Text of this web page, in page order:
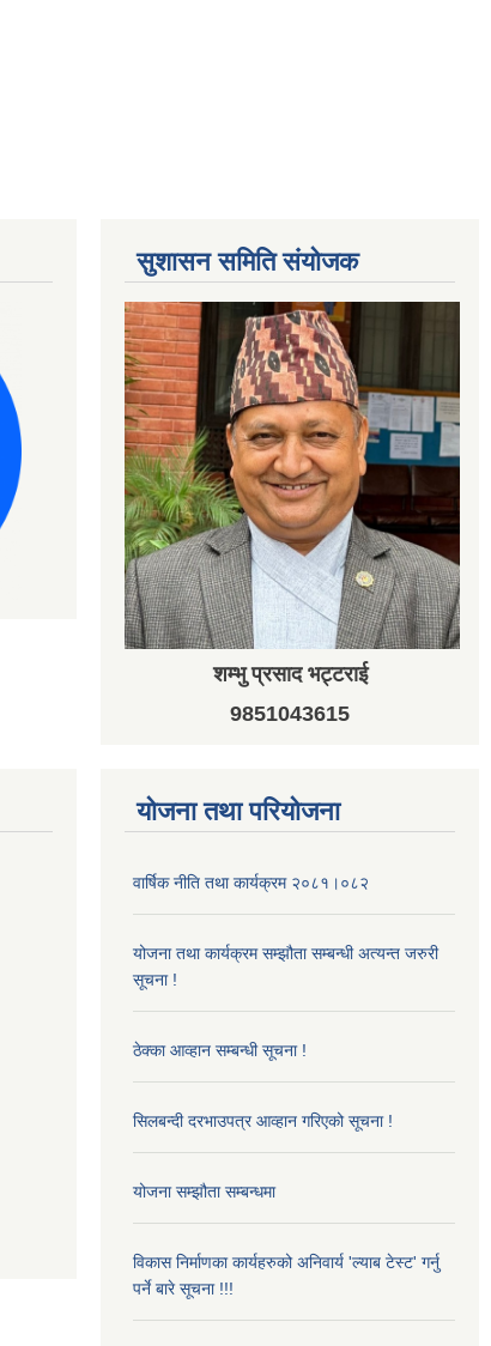
सुशासन समिति संयोजक
शम्भु प्रसाद भट्टराई
9851043615
योजना तथा परियोजना
वार्षिक नीति तथा कार्यक्रम २०८१।०८२
योजना तथा कार्यक्रम सम्झौता सम्बन्धी अत्यन्त जरुरी
सूचना !
ठेक्का आव्हान सम्बन्धी सूचना !
सिलबन्दी दरभाउपत्र आव्हान गरिएको सूचना !
योजना सम्झौता सम्बन्धमा
विकास निर्माणका कार्यहरुको अनिवार्य 'ल्याब टेस्ट' गर्नु
पर्ने बारे सूचना !!!